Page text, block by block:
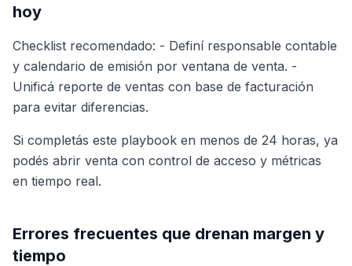
hoy
Checklist recomendado: - Definí responsable contable
y calendario de emisión por ventana de venta. -
Unificá reporte de ventas con base de facturación
para evitar diferencias.
Si completás este playbook en menos de 24 horas, ya
podés abrir venta con control de acceso y métricas
en tiempo real.
Errores frecuentes que drenan margen y
tiempo